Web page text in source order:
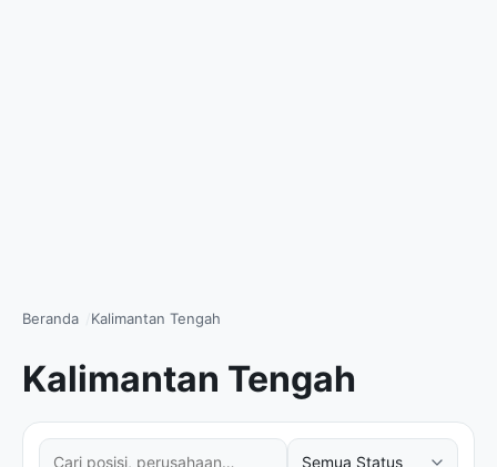
Beranda Kalimantan Tengah
Kalimantan Tengah
Cari posisi atau perusahaan
Filter status kerja
Filter tingkat pendidikan
Urutkan hasil